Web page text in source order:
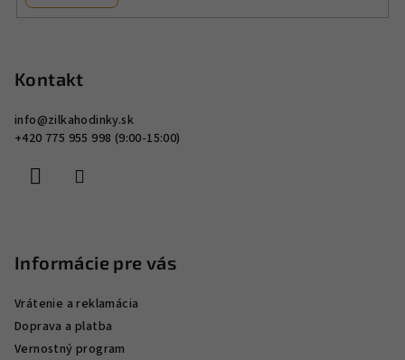
Kontakt
info@zilkahodinky.sk
+420 775 955 998 (9:00-15:00)
Informácie pre vás
Vrátenie a reklamácia
Doprava a platba
Vernostný program